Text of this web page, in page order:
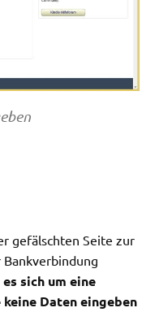
gefälschten Seite zur
sich um eine
Daten eingeben